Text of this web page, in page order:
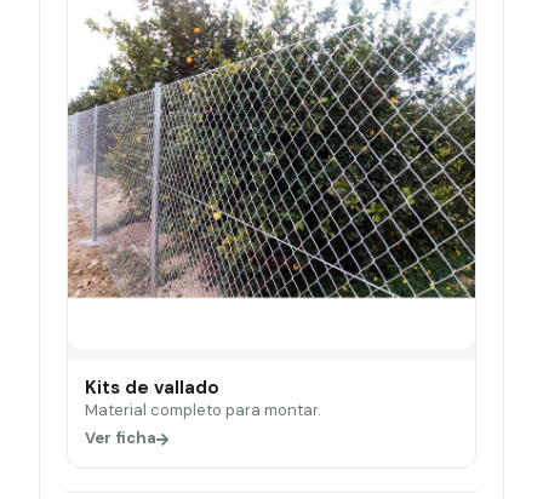
Kits de vallado
Material completo para montar.
Ver ficha